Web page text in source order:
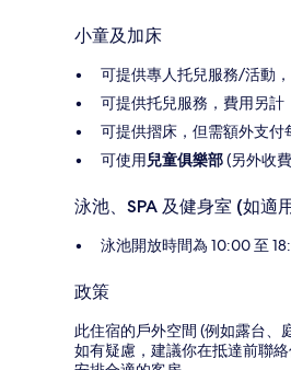
小童及加床
可提供專人托兒服務/活動
可提供托兒服務，費用另計
可提供摺床，但需額外支付
可使用兒童俱樂部(另外收
泳池、SPA 及健身室 (如適
泳池開放時間為 10:00 至
政策
此住宿的戶外空間 (例如露台、
如有疑慮，建議你在抵達前聯